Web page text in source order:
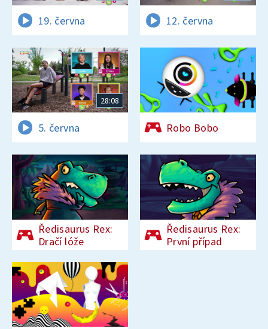
19. června 12. června
28:08
5. června Robo Bobo
Ředisaurus Rex:
Dračí lóže
Ředisaurus Rex:
První případ